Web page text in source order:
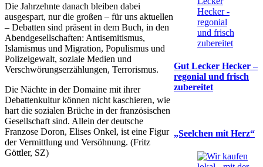
Die Jahrzehnte danach bleiben dabei
ausgespart, nur die großen – für uns aktuellen
– Debatten sind präsent in dem Buch, in den
Abendgesellschaften: Antisemitismus,
Islamismus und Migration, Populismus und
Polizeigewalt, soziale Medien und
Verschwörungserzählungen, Terrorismus.
Die Nächte in der Domaine mit ihrer
Debattenkultur können nicht kaschieren, wie
hart die sozialen Brüche in der französischen
Gesellschaft sind. Allein der deutsche
Franzose Doron, Elises Onkel, ist eine Figur
der Vermittlung und Versöhnung. (Fritz
Göttler, SZ)
Gut Lecker Hecker –
regonial und frisch
zubereitet
„Seelchen mit Herz“